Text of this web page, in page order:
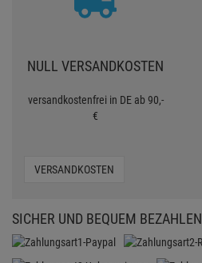
NULL VERSANDKOSTEN
versandkostenfrei in DE ab 90,-
€
VERSANDKOSTEN
SICHER UND BEQUEM BEZAHLEN